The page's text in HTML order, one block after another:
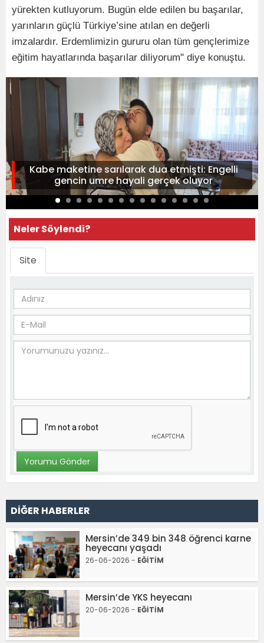
yürekten kutluyorum. Bugün elde edilen bu başarılar,
yarınların güçlü Türkiye’sine atılan en değerli
imzalardır. Erdemlimizin gururu olan tüm gençlerimize
eğitim hayatlarında başarılar diliyorum" diye konuştu.
Kabe maketine sarılarak dua etmişti: Engelli
gencin umre hayali gerçek oluyor
Neler Söylendi?
Site
DİĞER HABERLER
Mersin’de 349 bin 348 öğrenci karne
heyecanı yaşadı
26-06-2026 - EĞİTİM
Mersin’de YKS heyecanı
20-06-2026 - EĞİTİM